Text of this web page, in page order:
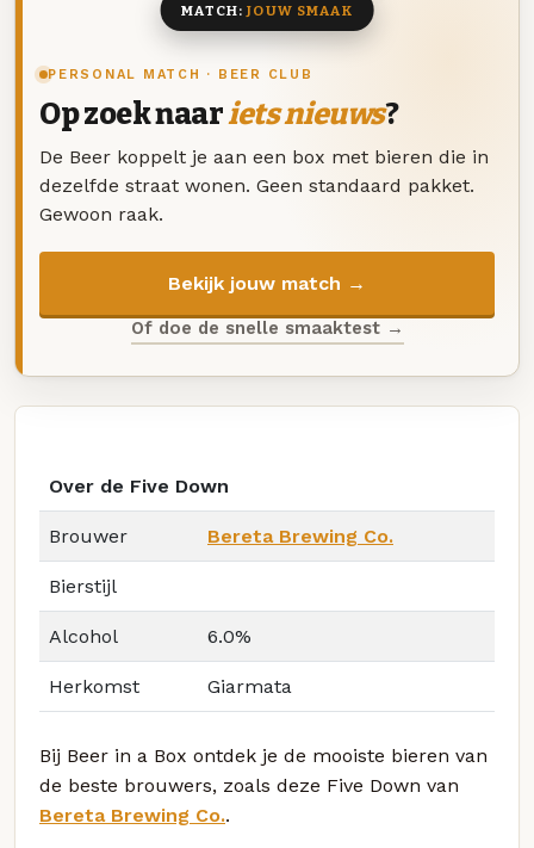
PERSONAL MATCH · BEER CLUB
Op zoek naariets nieuws?
De Beer koppelt je aan een box met bieren die in
dezelfde straat wonen. Geen standaard pakket.
Gewoon raak.
Bekijk jouw match →
Of doe de snelle smaaktest →
MATCH:JOUW SMAAK
Over de Five Down
Brouwer Bereta Brewing Co.
Bierstijl
Alcohol 6.0%
Herkomst Giarmata
Bij Beer in a Box ontdek je de mooiste bieren van
de beste brouwers, zoals deze Five Down van
Bereta Brewing Co..